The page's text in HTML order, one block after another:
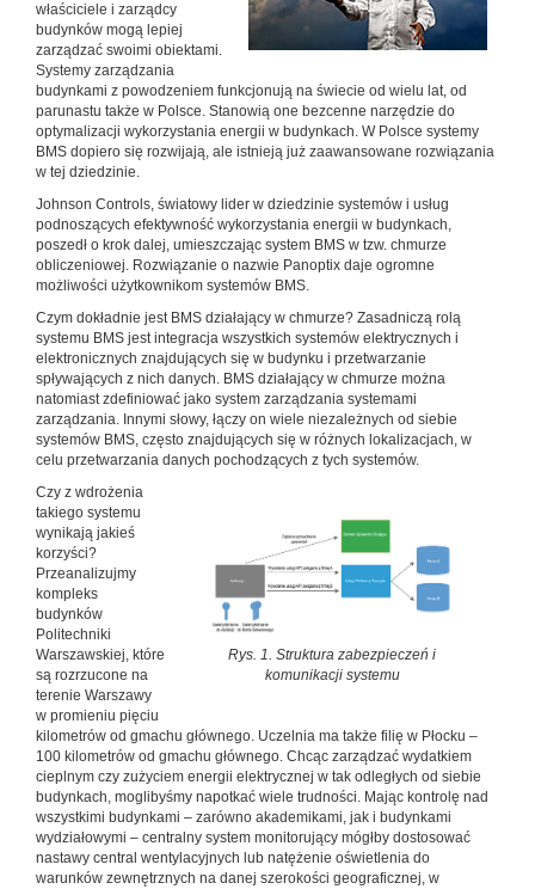
właściciele i zarządcy
budynków mogą lepiej
zarządzać swoimi obiektami.
Systemy zarządzania
budynkami z powodzeniem funkcjonują na świecie od wielu lat, od
parunastu także w Polsce. Stanowią one bezcenne narzędzie do
optymalizacji wykorzystania energii w budynkach. W Polsce systemy
BMS dopiero się rozwijają, ale istnieją już zaawansowane rozwiązania
w tej dziedzinie.
Johnson Controls, światowy lider w dziedzinie systemów i usług
podnoszących efektywność wykorzystania energii w budynkach,
poszedł o krok dalej, umieszczając system BMS w tzw. chmurze
obliczeniowej. Rozwiązanie o nazwie Panoptix daje ogromne
możliwości użytkownikom systemów BMS.
Czym dokładnie jest BMS działający w chmurze? Zasadniczą rolą
systemu BMS jest integracja wszystkich systemów elektrycznych i
elektronicznych znajdujących się w budynku i przetwarzanie
spływających z nich danych. BMS działający w chmurze można
natomiast zdefiniować jako system zarządzania systemami
zarządzania. Innymi słowy, łączy on wiele niezależnych od siebie
systemów BMS, często znajdujących się w różnych lokalizacjach, w
celu przetwarzania danych pochodzących z tych systemów.
Rys. 1. Struktura zabezpieczeń i
komunikacji systemu
Czy z wdrożenia
takiego systemu
wynikają jakieś
korzyści?
Przeanalizujmy
kompleks
budynków
Politechniki
Warszawskiej, które
są rozrzucone na
terenie Warszawy
w promieniu pięciu
kilometrów od gmachu głównego. Uczelnia ma także filię w Płocku –
100 kilometrów od gmachu głównego. Chcąc zarządzać wydatkiem
cieplnym czy zużyciem energii elektrycznej w tak odległych od siebie
budynkach, moglibyśmy napotkać wiele trudności. Mając kontrolę nad
wszystkimi budynkami – zarówno akademikami, jak i budynkami
wydziałowymi – centralny system monitorujący mógłby dostosować
nastawy central wentylacyjnych lub natężenie oświetlenia do
warunków zewnętrznych na danej szerokości geograficznej, w